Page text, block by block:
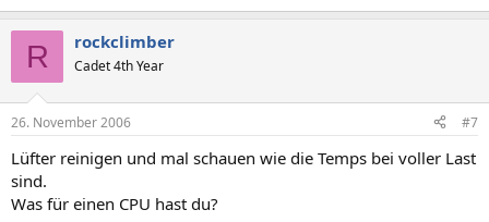
R rockclimber
Cadet 4th Year
26. November 2006 #7
Lüfter reinigen und mal schauen wie die Temps bei voller Last
sind.
Was für einen CPU hast du?